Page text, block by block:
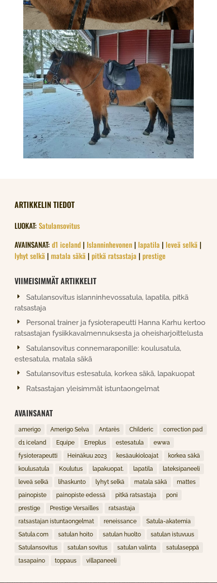
ARTIKKELIN TIEDOT
LUOKAT: Satulansovitus
AVAINSANAT: d1 iceland | Islanninhevonen | lapatila | leveä selkä |
lyhyt selkä | matala säkä | pitkä ratsastaja | prestige
VIIMEISIMMÄT ARTIKKELIT
Satulansovitus islanninhevossatula, lapatila, pitkä
ratsastaja
Personal trainer ja fysioterapeutti Hanna Karhu kertoo
ratsastajan fysiikkavalmennuksesta ja oheisharjoittelusta
Satulansovitus connemaraponille: koulusatula,
estesatula, matala säkä
Satulansovitus estesatula, korkea säkä, lapakuopat
Ratsastajan yleisimmät istuntaongelmat
AVAINSANAT
amerigo Amerigo Selva Antarès Childeric
correction pad
d1 iceland
Equipe Erreplus estesatula
ewwa
fysioterapeutti
Heinäkuu 2023 kesäaukioloajat
korkea säkä
koulusatula
Koulutus lapakuopat. lapatila
lateksipaneeli
leveä selkä
lihaskunto lyhyt selkä matala säkä
mattes
painopiste
painopiste edessä pitkä ratsastaja
poni
prestige
Prestige Versailles
ratsastaja
ratsastajan istuntaongelmat
reneissance
Satula-akatemia
Satula.com
satulan hoito satulan huolto
satulan istuvuus
Satulansovitus
satulan sovitus satulan valinta
satulaseppä
tasapaino
toppaus villapaneeli